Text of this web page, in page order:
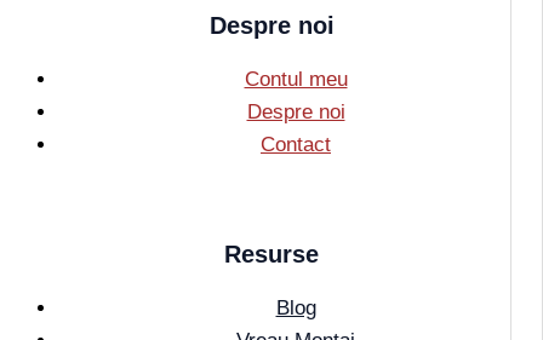
Despre noi
Contul meu
Despre noi
Contact
Resurse
Blog